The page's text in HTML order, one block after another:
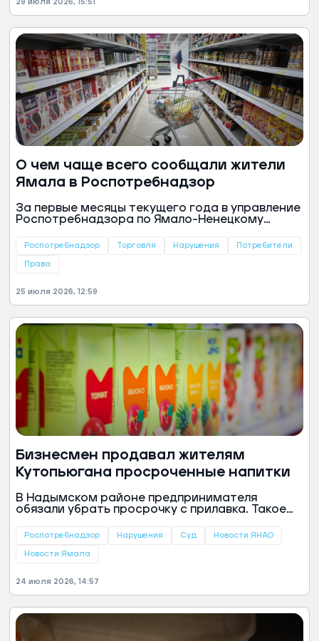
29 июля 2026, 15:51
О чем чаще всего сообщали жители
Ямала в Роспотребнадзор
За первые месяцы текущего года в управление
Роспотребнадзора по Ямало-Ненецкому
о нарушении потребительских прав. Как
наиболее часто граждане выражали
Роспотребнадзор Торговля Нарушения Потребители
Права
25 июля 2026, 12:59
Бизнесмен продавал жителям
Кутопьюгана просроченные напитки
В Надымском районе предпринимателя
обязали убрать просрочку с прилавка. Такое
управления Роспотребнадзора по ЯНАО.
Роспотребнадзор Нарушения Суд Новости ЯНАО
Новости Ямала
24 июля 2026, 14:57